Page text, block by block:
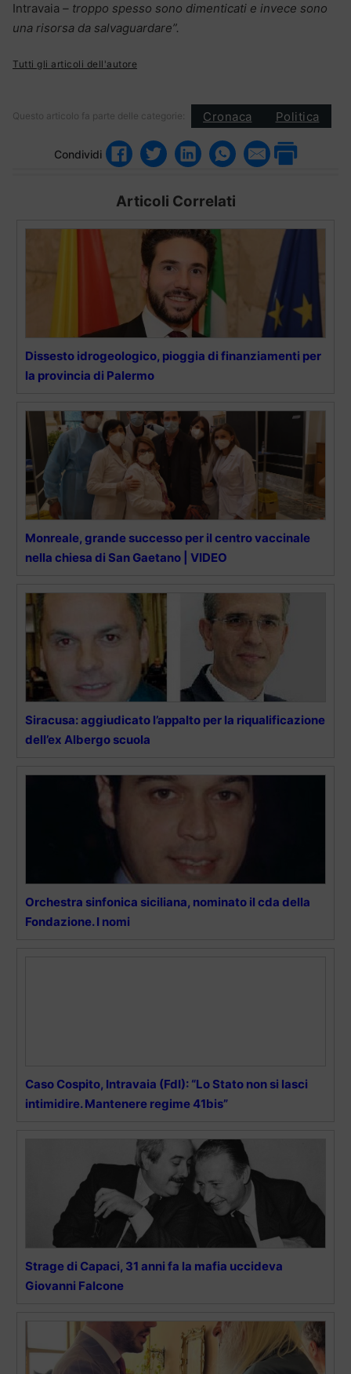
Intravaia – troppo spesso sono dimenticati e invece sono
una risorsa da salvaguardare”.
Tutti gli articoli dell'autore
Questo articolo fa parte delle categorie: Cronaca Politica
Condividi
Articoli Correlati
Dissesto idrogeologico, pioggia di finanziamenti per
la provincia di Palermo
Monreale, grande successo per il centro vaccinale
nella chiesa di San Gaetano | VIDEO
Siracusa: aggiudicato l’appalto per la riqualificazione
dell’ex Albergo scuola
Orchestra sinfonica siciliana, nominato il cda della
Fondazione. I nomi
Caso Cospito, Intravaia (FdI): “Lo Stato non si lasci
intimidire. Mantenere regime 41bis”
Strage di Capaci, 31 anni fa la mafia uccideva
Giovanni Falcone